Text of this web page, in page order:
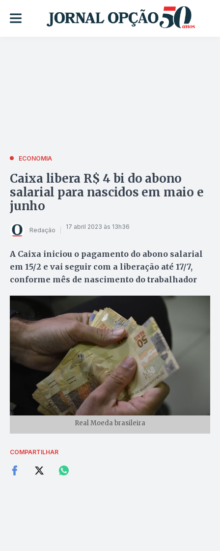
ECONOMIA
Caixa libera R$ 4 bi do abono
salarial para nascidos em maio e
junho
Redação 17 abril 2023 às 13h36
A Caixa iniciou o pagamento do abono salarial
em 15/2 e vai seguir com a liberação até 17/7,
conforme mês de nascimento do trabalhador
Real Moeda brasileira
COMPARTILHAR